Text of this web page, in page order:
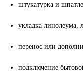
штукатурка и
укладка линолеума,
перенос или
подключение